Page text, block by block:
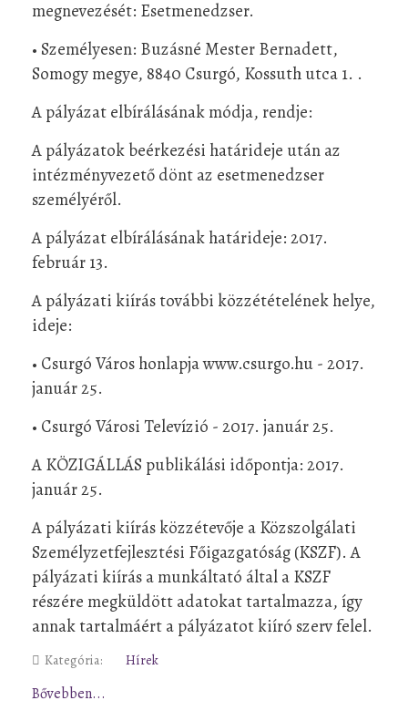
megnevezését: Esetmenedzser.
• Személyesen: Buzásné Mester Bernadett,
Somogy megye, 8840 Csurgó, Kossuth utca 1. .
A pályázat elbírálásának módja, rendje:
A pályázatok beérkezési határideje után az
intézményvezető dönt az esetmenedzser
személyéről.
A pályázat elbírálásának határideje: 2017.
február 13.
A pályázati kiírás további közzétételének helye,
ideje:
• Csurgó Város honlapja www.csurgo.hu - 2017.
január 25.
• Csurgó Városi Televízió - 2017. január 25.
A KÖZIGÁLLÁS publikálási időpontja: 2017.
január 25.
A pályázati kiírás közzétevője a Közszolgálati
Személyzetfejlesztési Főigazgatóság (KSZF). A
pályázati kiírás a munkáltató által a KSZF
részére megküldött adatokat tartalmazza, így
annak tartalmáért a pályázatot kiíró szerv felel.
Kategória: Hírek
Bővebben...